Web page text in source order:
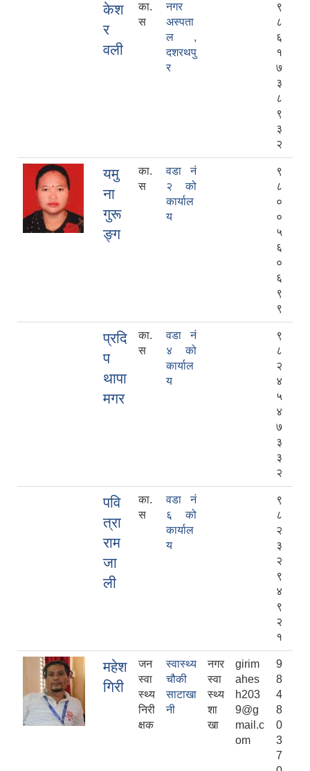
केश
र
वली
का.
स
नगर
अस्पता
ल ,
दशरथपु
र
९
८
६
१
७
३
८
९
३
२
यमु
ना
गुरू
ङ्ग
का.
स
वडा नं
२ को
कार्याल
य
९
८
०
०
५
६
०
६
९
९
प्रदि
प
थापा
मगर
का.
स
वडा नं
४ को
कार्याल
य
९
८
२
४
५
४
७
३
३
२
पवि
त्रा
राम
जा
ली
का.
स
वडा नं
६ को
कार्याल
य
९
८
२
३
२
९
४
९
२
१
महेश
गिरी
जन
स्वा
स्थ्य
निरी
क्षक
स्वास्थ्य
चौकी
साटाखा
नी
नगर
स्वा
स्थ्य
शा
खा
girim
ahes
h203
9@g
mail.c
om
9
8
4
8
0
3
7